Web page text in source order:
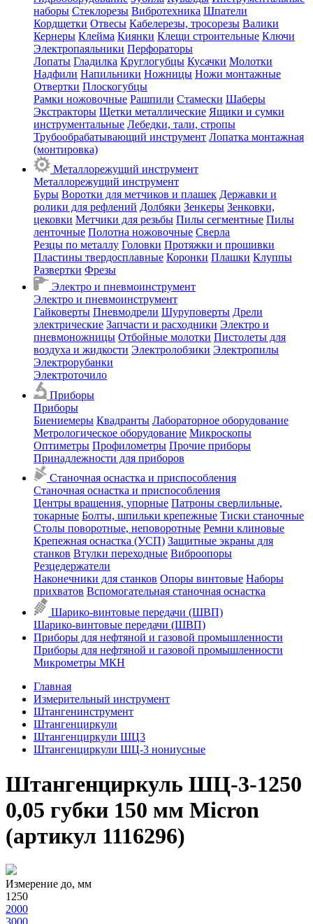
наборы Стеклорезы Вибротехника Шпатели
Кордщетки Отвесы Кабелерезы, тросорезы Валики
Кернеры Клейма Киянки Клещи строительные Ключи
Электропаяльники Перфораторы
Лопаты Гладилка Круглогубцы Кусачки Молотки
Надфили Напильники Ножницы Ножи монтажные
Отвертки Плоскогубцы
Рамки ножовочные Рашпили Стамески Шаберы
Экстракторы Щетки металлические Ящики и сумки
инструментальные Лебедки, тали, стропы
Трубообрабатывающий инструмент Лопатка монтажная
(монтировка)
Металлорежущий инструмент
Металлорежущий инструмент
Буры Воротки для метчиков и плашек Державки и
ролики для рефлений Долбяки Зенкеры Зенковки,
цековки Метчики для резьбы Пилы сегментные Пилы
ленточные Полотна ножовочные Сверла
Резцы по металлу Головки Протяжки и прошивки
Пластины твердосплавные Коронки Плашки Клуппы
Развертки Фрезы
Электро и пневмоинструмент
Электро и пневмоинструмент
Гайковерты Пневмодрели Шуруповерты Дрели
электрические Запчасти и расходники Электро и
пневмоножницы Отбойные молотки Пистолеты для
воздуха и жидкости Электролобзики Электропилы
Электрорубанки
Электроточило
Приборы
Приборы
Биениемеры Квадранты Лабораторное оборудование
Метрологическое оборудование Микроскопы
Оптиметры Профилометры Прочие приборы
Принадлежности для приборов
Станочная оснастка и приспособления
Станочная оснастка и приспособления
Центры вращения, упорные Патроны сверлильные,
токарные Болты, шпильки крепежные Тиски станочные
Столы поворотные, неповоротные Ремни клиновые
Крепежная оснастка (УСП) Защитные экраны для
станков Втулки переходные Виброопоры
Резцедержатели
Наконечники для станков Опоры винтовые Наборы
прихватов Вспомогательная станочная оснастка
Шарико-винтовые передачи (ШВП)
Шарико-винтовые передачи (ШВП)
Приборы для нефтяной и газовой промышленности
Приборы для нефтяной и газовой промышленности
Микрометры МКН
Главная
Измерительный инструмент
Штангенинструмент
Штангенциркули
Штангенциркули ШЦ3
Штангенциркули ШЦ-3 нониусные
Штангенциркуль ШЦ-3-1250
0,05 губки 150 мм Micron
(артикул 1116296)
Измерение до, мм
1250
2000
3000